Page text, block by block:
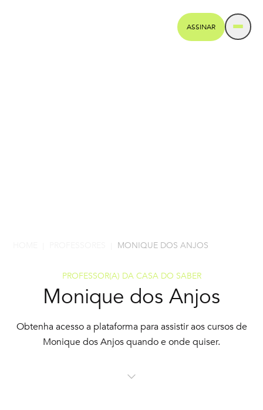
ASSINAR
MONIQUE DOS ANJOS
PROFESSOR(A) DA CASA DO SABER
Monique dos Anjos
Obtenha acesso a plataforma para assistir aos cursos de
Monique dos Anjos quando e onde quiser.